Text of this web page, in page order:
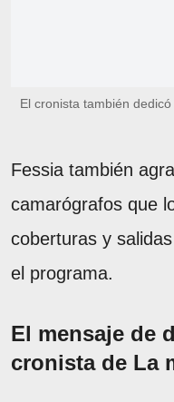
El cronista también
Fessia también
camarógrafos que
coberturas y
el programa.
El mensaje de
cronista de La